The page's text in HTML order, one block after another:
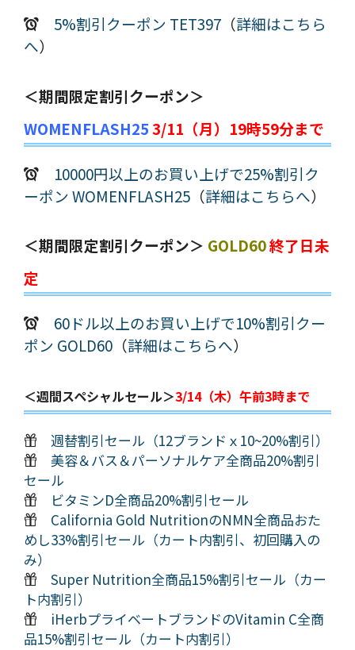
5%割引クーポン TET397 （詳細はこちら
へ）
＜期間限定割引クーポン＞
WOMENFLASH253/11（月）19時59分まで
10000円以上のお買い上げで25%割引ク
ーポン WOMENFLASH25 （詳細はこちらへ）
＜期間限定割引クーポン＞ GOLD60終了日未
定
60ドル以上のお買い上げで10%割引クー
ポン GOLD60 （詳細はこちらへ）
＜週間スペシャルセール＞3/14（木）午前3時まで
週替割引セール（12ブランドｘ10~20%割引）
美容＆バス＆パーソナルケア全商品20%割引
セール
ビタミンD全商品20%割引セール
California Gold NutritionのNMN全商品おた
めし33%割引セール（カート内割引、初回購入の
み）
Super Nutrition全商品15%割引セール（カー
ト内割引）
iHerbプライベートブランドのVitamin C全商
品15%割引セール（カート内割引）